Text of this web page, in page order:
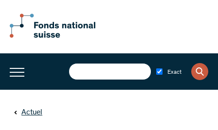
Exact
Actuel